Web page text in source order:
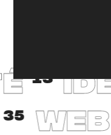
13
35 WEB